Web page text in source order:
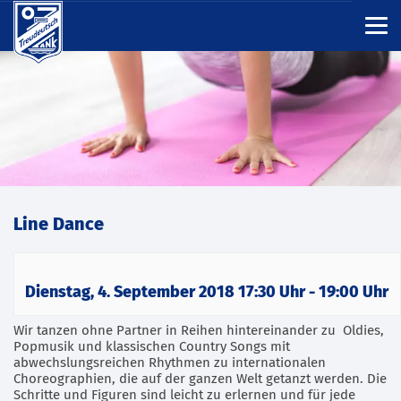
Line Dance
Dienstag, 4. September 2018 17:30 Uhr- 19:00 Uhr
Wir tanzen ohne Partner in Reihen hintereinander zu Oldies,
Popmusik und klassischen Country Songs mit
abwechslungsreichen Rhythmen zu internationalen
Choreographien, die auf der ganzen Welt getanzt werden. Die
Schritte und Figuren sind leicht zu erlernen und für jede